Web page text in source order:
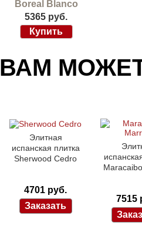
Boreal Blanco
5365 руб.
ВАМ
Элитная
испанская плитка
Sherwood Cedro
4701 руб.
7515